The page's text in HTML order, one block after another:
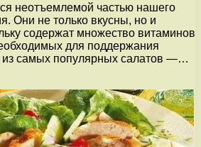
неотъемлемой частью нашего
Они не только вкусны, но и
содержат множество витаминов
для поддержания
из самых популярных салатов —…